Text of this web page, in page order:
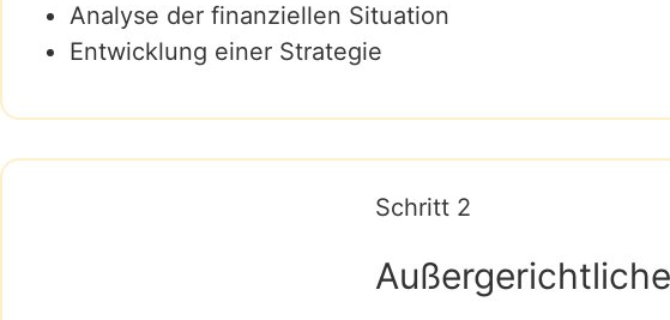
Analyse der finanziellen Situation
Entwicklung einer Strategie
Schritt 2